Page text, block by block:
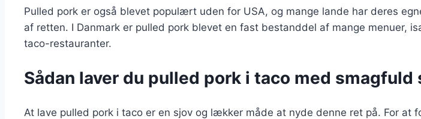
Pulled pork er også blevet populært uden for USA, og mange lande har deres
af retten. I Danmark er pulled pork blevet en fast bestanddel af mange menuer,
taco-restauranter.
Sådan laver du pulled pork i taco med smagfuld
At lave pulled pork i taco er en sjov og lækker måde at nyde denne ret på. For at